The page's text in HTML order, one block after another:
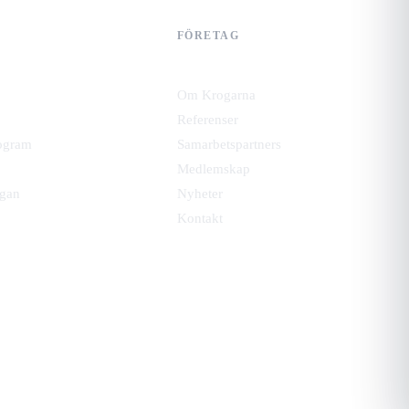
FÖRETAG
Om Krogarna
Referenser
Samarbetspartners
Medlemskap
Nyheter
Kontakt